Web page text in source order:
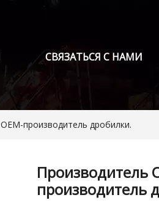
СВЯЗАТЬСЯ С НАМИ
производитель дробилки.
Производитель
производитель